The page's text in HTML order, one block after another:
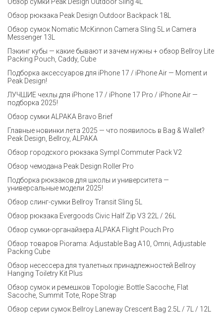
Обзор рюкзака Peak Design Outdoor Backpack 18L
Обзор сумок Nomatic McKinnon Camera Sling 5L и Camera
Messenger 13L
Пэкинг кубы — какие бывают и зачем нужны + обзор Bellroy Lite
Packing Pouch, Caddy, Cube
Подборка аксессуаров для iPhone 17 / iPhone Air — Moment и
Peak Design!
ЛУЧШИЕ чехлы для iPhone 17 / iPhone 17 Pro / iPhone Air —
подборка 2025!
Обзор сумки ALPAKA Bravo Brief
Главные новинки лета 2025 — что появилось в Bag & Wallet?
Peak Design, Bellroy, ALPAKA
Обзор городского рюкзака Sympl Commuter Pack V2
Обзор чемодана Peak Design Roller Pro
Подборка рюкзаков для школы и университета —
универсальные модели 2025!
Обзор слинг-сумки Bellroy Transit Sling 5L
Обзор рюкзака Evergoods Civic Half Zip V3 22L / 26L
Обзор сумки-органайзера ALPAKA Flight Pouch Pro
Обзор товаров Piorama: Adjustable Bag A10, Omni, Adjustable
Packing Cube
Обзор несессера для туалетных принадлежностей Bellroy
Hanging Toiletry Kit Plus
Обзор сумок и ремешков Topologie: Bottle Sacoche, Flat
Sacoche, Summit Tote, Rope Strap
Обзор серии сумок Bellroy Laneway Crescent Bag 2.5L / 7L / 12L